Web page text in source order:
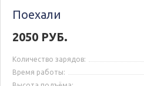
Поехали
2050 РУБ.
Количество зарядов:
Время работы: